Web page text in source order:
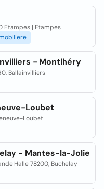
Etampes | Etampes
- Montlhéry
Ballainvilliers
Loubet
Loubet
- Mantes-la-Jolie
Halle 78200, Buchelay